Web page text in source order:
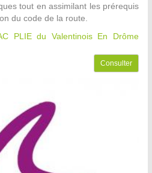
tout en assimilant les prérequis
du code de la route.
PLIE du Valentinois En Drôme
Consulter